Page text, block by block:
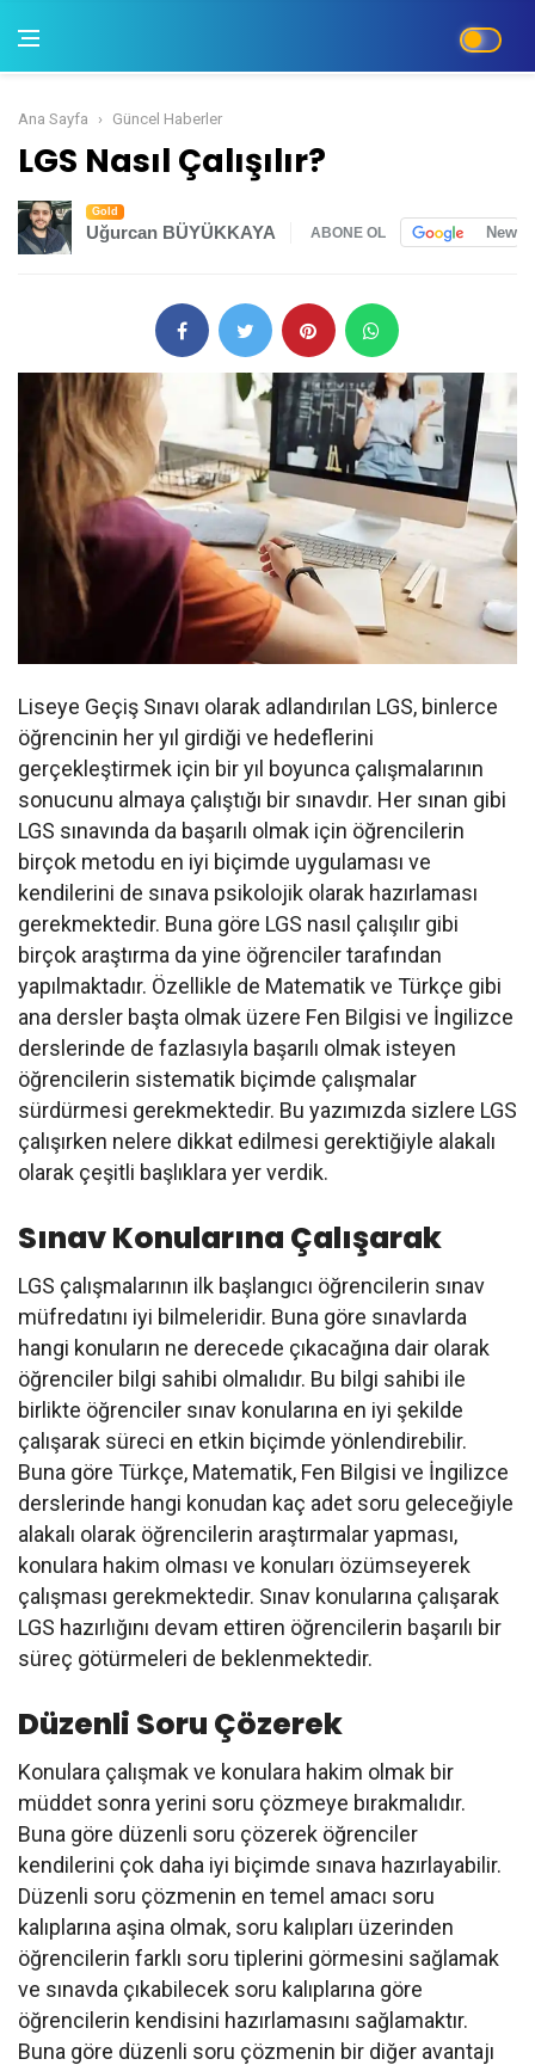
Ana Sayfa Güncel Haberler
LGS Nasıl Çalışılır?
Gold
Uğurcan BÜYÜKKAYA ABONE OL News
Liseye Geçiş Sınavı olarak adlandırılan LGS, binlerce
öğrencinin her yıl girdiği ve hedeflerini
gerçekleştirmek için bir yıl boyunca çalışmalarının
sonucunu almaya çalıştığı bir sınavdır. Her sınan gibi
LGS sınavında da başarılı olmak için öğrencilerin
birçok metodu en iyi biçimde uygulaması ve
kendilerini de sınava psikolojik olarak hazırlaması
gerekmektedir. Buna göre LGS nasıl çalışılır gibi
birçok araştırma da yine öğrenciler tarafından
yapılmaktadır. Özellikle de Matematik ve Türkçe gibi
ana dersler başta olmak üzere Fen Bilgisi ve İngilizce
derslerinde de fazlasıyla başarılı olmak isteyen
öğrencilerin sistematik biçimde çalışmalar
sürdürmesi gerekmektedir. Bu yazımızda sizlere LGS
çalışırken nelere dikkat edilmesi gerektiğiyle alakalı
olarak çeşitli başlıklara yer verdik.
Sınav Konularına Çalışarak
LGS çalışmalarının ilk başlangıcı öğrencilerin sınav
müfredatını iyi bilmeleridir. Buna göre sınavlarda
hangi konuların ne derecede çıkacağına dair olarak
öğrenciler bilgi sahibi olmalıdır. Bu bilgi sahibi ile
birlikte öğrenciler sınav konularına en iyi şekilde
çalışarak süreci en etkin biçimde yönlendirebilir.
Buna göre Türkçe, Matematik, Fen Bilgisi ve İngilizce
derslerinde hangi konudan kaç adet soru geleceğiyle
alakalı olarak öğrencilerin araştırmalar yapması,
konulara hakim olması ve konuları özümseyerek
çalışması gerekmektedir. Sınav konularına çalışarak
LGS hazırlığını devam ettiren öğrencilerin başarılı bir
süreç götürmeleri de beklenmektedir.
Düzenli Soru Çözerek
Konulara çalışmak ve konulara hakim olmak bir
müddet sonra yerini soru çözmeye bırakmalıdır.
Buna göre düzenli soru çözerek öğrenciler
kendilerini çok daha iyi biçimde sınava hazırlayabilir.
Düzenli soru çözmenin en temel amacı soru
kalıplarına aşina olmak, soru kalıpları üzerinden
öğrencilerin farklı soru tiplerini görmesini sağlamak
ve sınavda çıkabilecek soru kalıplarına göre
öğrencilerin kendisini hazırlamasını sağlamaktır.
Buna göre düzenli soru çözmenin bir diğer avantajı